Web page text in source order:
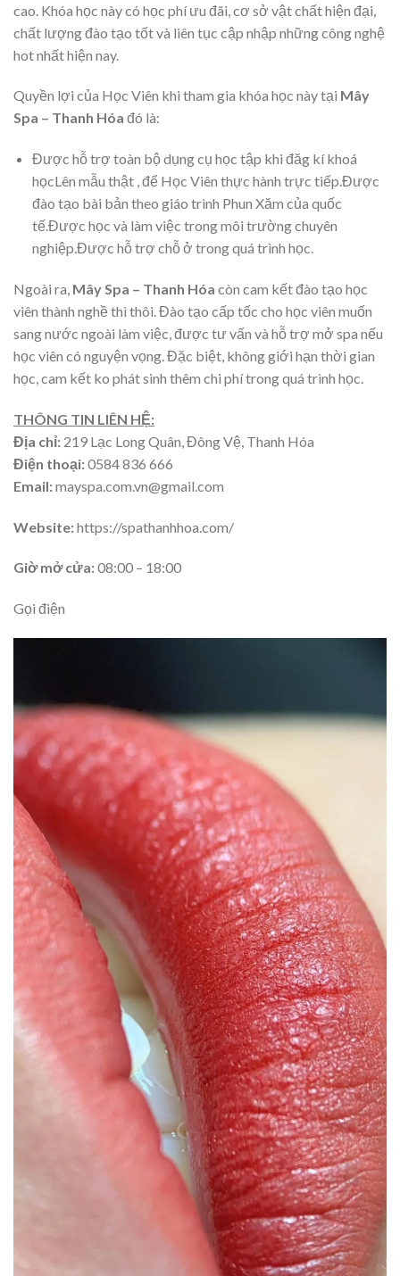
cao. Khóa học này có học phí ưu đãi, cơ sở vật chất hiện đại,
chất lượng đào tạo tốt và liên tục cập nhập những công nghệ
hot nhất hiện nay.
Quyền lợi của Học Viên khi tham gia khóa học này tại Mây
Spa – Thanh Hóa đó là:
Được hỗ trợ toàn bộ dụng cụ học tập khi đăg kí khoá
họcLên mẫu thật , để Học Viên thực hành trực tiếp.Được
đào tạo bài bản theo giáo trình Phun Xăm của quốc
tế.Được học và làm việc trong môi trường chuyên
nghiệp.Được hỗ trợ chỗ ở trong quá trình học.
Ngoài ra, Mây Spa – Thanh Hóa còn cam kết đào tạo học
viên thành nghề thì thôi. Đào tạo cấp tốc cho học viên muốn
sang nước ngoài làm việc, được tư vấn và hỗ trợ mở spa nếu
học viên có nguyện vọng. Đặc biệt, không giới hạn thời gian
học, cam kết ko phát sinh thêm chi phí trong quá trình học.
THÔNG TIN LIÊN HỆ:
Địa chỉ: 219 Lạc Long Quân, Đông Vệ, Thanh Hóa
Điện thoại:0584 836 666
Email:mayspa.com.vn@gmail.com
Website:https://spathanhhoa.com/
Giờ mở cửa:08:00 – 18:00
Gọi điện